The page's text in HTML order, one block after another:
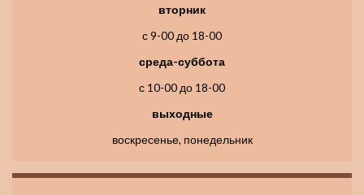
вторник
с 9-00 до 18-00
среда-суббота
с 10-00 до 18-00
выходные
воскресенье, понедельник